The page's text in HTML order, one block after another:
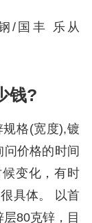
/国丰 乐从
钱?
格(宽度),镀
价格的时间
候变化，有时
具体。 以首
80克锌，目